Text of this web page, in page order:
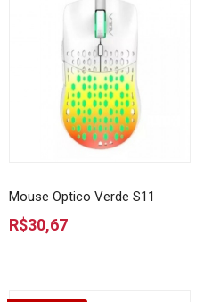
Mouse Optico Verde S11
R$30,67